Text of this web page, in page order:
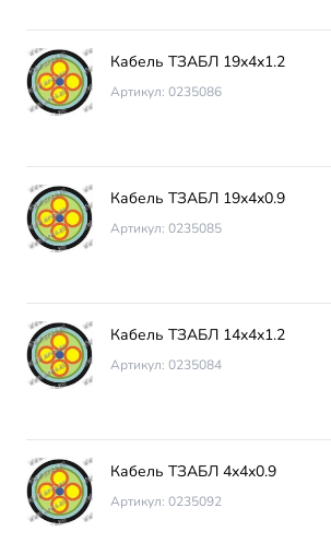
Кабель ТЗАБЛ 19х4х1.2
Артикул: 0235086
Кабель ТЗАБЛ 19х4х0.9
Артикул: 0235085
Кабель ТЗАБЛ 14х4х1.2
Артикул: 0235084
Кабель ТЗАБЛ 4х4х0.9
Артикул: 0235092